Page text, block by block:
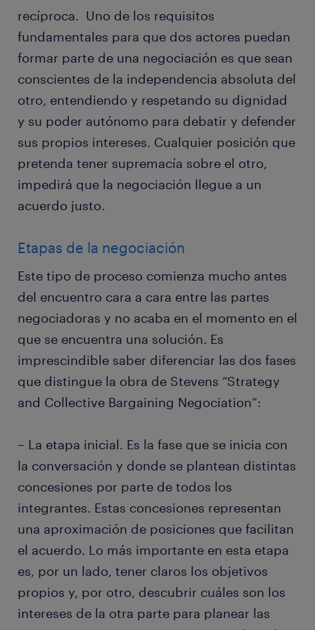
recíproca. Uno de los requisitos
fundamentales para que dos actores puedan
formar parte de una negociación es que sean
conscientes de la independencia absoluta del
otro, entendiendo y respetando su dignidad
y su poder autónomo para debatir y defender
sus propios intereses. Cualquier posición que
pretenda tener supremacía sobre el otro,
impedirá que la negociación llegue a un
acuerdo justo.
Etapas de la negociación
Este tipo de proceso comienza mucho antes
del encuentro cara a cara entre las partes
negociadoras y no acaba en el momento en el
que se encuentra una solución. Es
imprescindible saber diferenciar las dos fases
que distingue la obra de Stevens “Strategy
and Collective Bargaining Negociation”:
– La etapa inicial. Es la fase que se inicia con
la conversación y donde se plantean distintas
concesiones por parte de todos los
integrantes. Estas concesiones representan
una aproximación de posiciones que facilitan
el acuerdo. Lo más importante en esta etapa
es, por un lado, tener claros los objetivos
propios y, por otro, descubrir cuáles son los
intereses de la otra parte para planear las